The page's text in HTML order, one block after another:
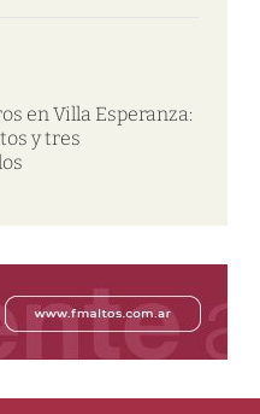
en Villa Esperanza:
y tres